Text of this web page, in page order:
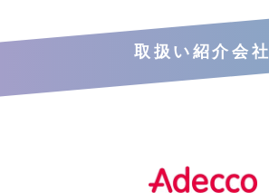
取扱い紹介会社